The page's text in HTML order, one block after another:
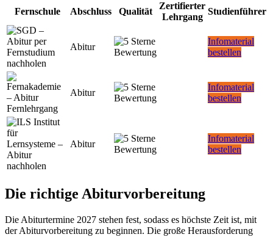
Fernschule Abschluss Qualität
Zertifierter
Lehrgang
Studienführer
Abitur
Infomaterial
bestellen
Abitur
Infomaterial
bestellen
Abitur
Infomaterial
bestellen
Die richtige Abiturvorbereitung
Die Abiturtermine 2027 stehen fest, sodass es höchste Zeit ist, mit
der Abiturvorbereitung zu beginnen. Die große Herausforderung